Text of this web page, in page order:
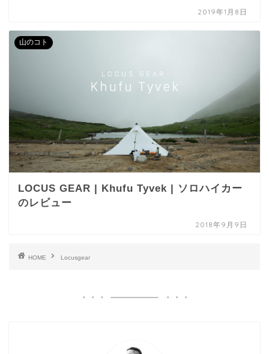
2019年1月8日
山のコト
LOCUS GEAR | Khufu Tyvek | ソロハイカー
のレビュー
2018年9月9日
HOME Locusgear